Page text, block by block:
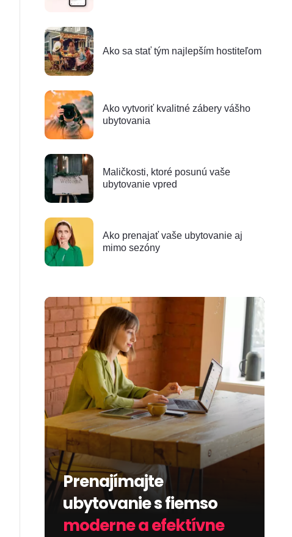
Ako sa stať tým najlepším hostiteľom
Ako vytvoriť kvalitné zábery vášho
ubytovania
Maličkosti, ktoré posunú vaše
ubytovanie vpred
Ako prenajať vaše ubytovanie aj
mimo sezóny
Prenajímajte
ubytovanie s fiemso
moderne a efektívne